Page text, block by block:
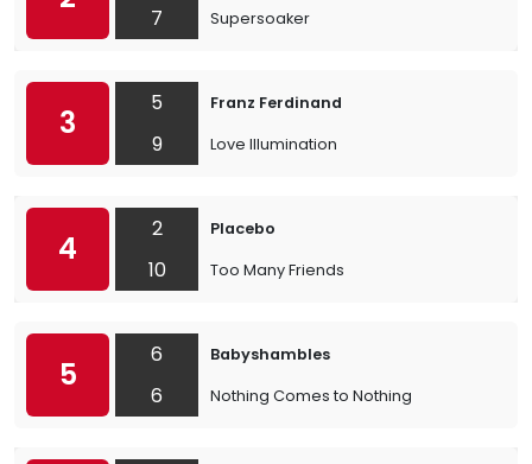
7 Supersoaker
3
5
9
Franz Ferdinand
Love Illumination
4
2
10
Placebo
Too Many Friends
5
6
6
Babyshambles
Nothing Comes to Nothing